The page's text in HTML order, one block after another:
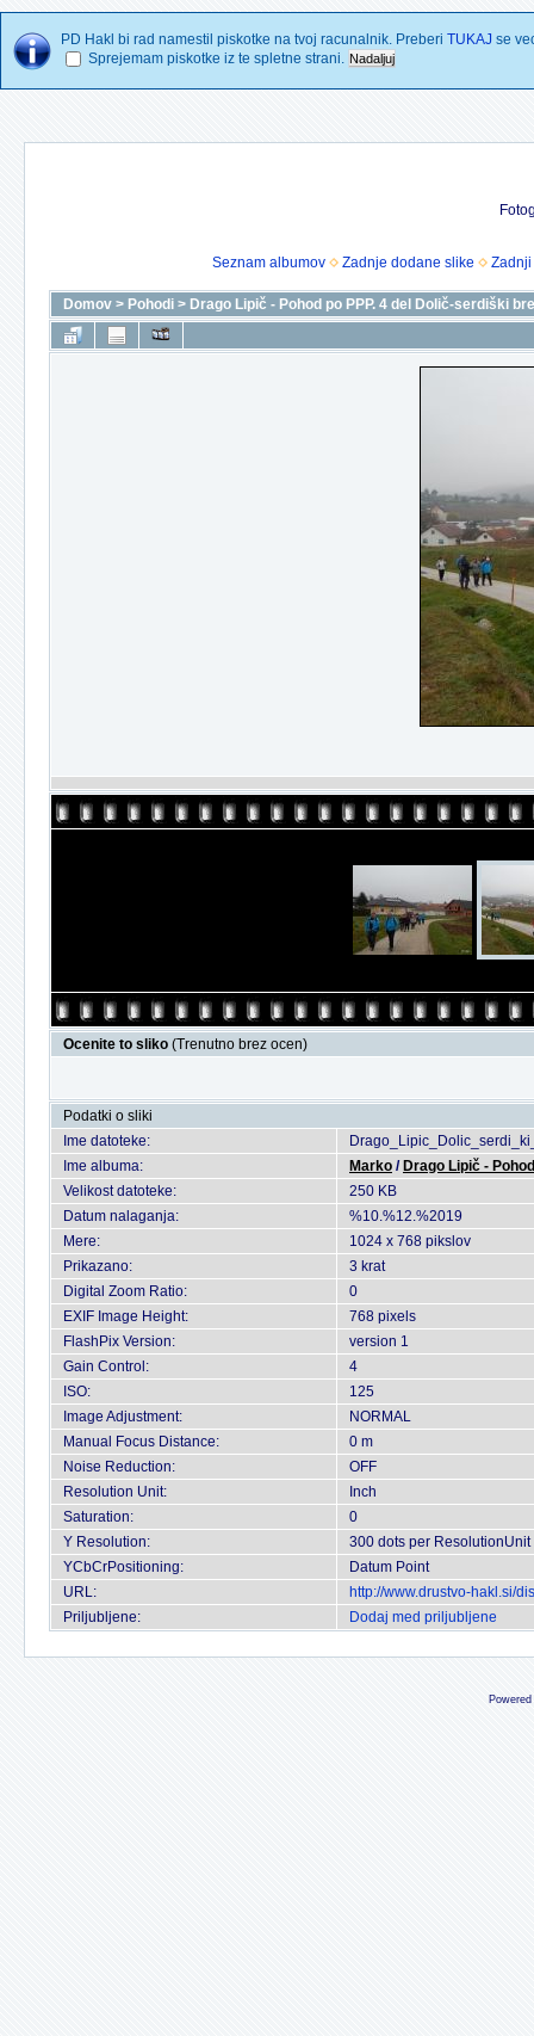
PD Hakl bi rad namestil piskotke na tvoj racunalnik. Preberi TUKAJ se
Sprejemam piskotke iz te spletne strani.
Seznam albumov Zadnje dodane slike
Domov > Pohodi > Drago Lipič - Pohod po PPP. 4 del Dolič-serdiški
Ocenite to sliko (Trenutno brez ocen)
Podatki o sliki
Ime datoteke:
Ime albuma:
Marko / Drago Lipič -
Velikost datoteke:
250 KB
Datum nalaganja:
%10.%12.%2019
Mere:
1024 x 768 pikslov
Prikazano:
3 krat
Digital Zoom Ratio:
0
EXIF Image Height:
768 pixels
FlashPix Version:
version 1
Gain Control:
4
ISO:
125
Image Adjustment:
NORMAL
Manual Focus Distance:
0 m
Noise Reduction:
OFF
Resolution Unit:
Inch
Saturation:
0
Y Resolution:
300 dots per ResolutionUnit
YCbCrPositioning:
Datum Point
URL:
http://www.drustvo-hakl.si/
Priljubljene:
Dodaj med priljubljene